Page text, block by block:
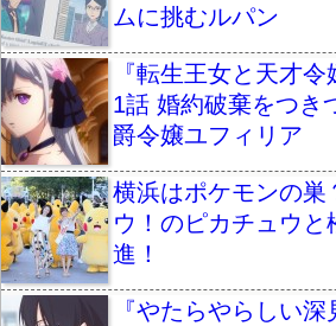
ムに挑むルパン
『転生王女と天才
1話 婚約破棄をつき
爵令嬢ユフィリア
横浜はポケモンの巣
ウ！のピカチュウと
進！
『やたらやらしい